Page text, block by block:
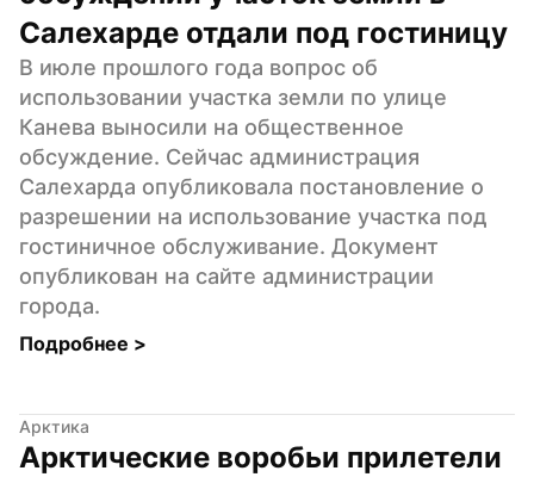
Салехарде отдали под гостиницу
В июле прошлого года вопрос об
использовании участка земли по улице
Канева выносили на общественное
обсуждение. Сейчас администрация
Салехарда опубликовала постановление о
разрешении на использование участка под
гостиничное обслуживание. Документ
опубликован на сайте администрации
города.
Подробнее >
Арктика
Арктические воробьи прилетели